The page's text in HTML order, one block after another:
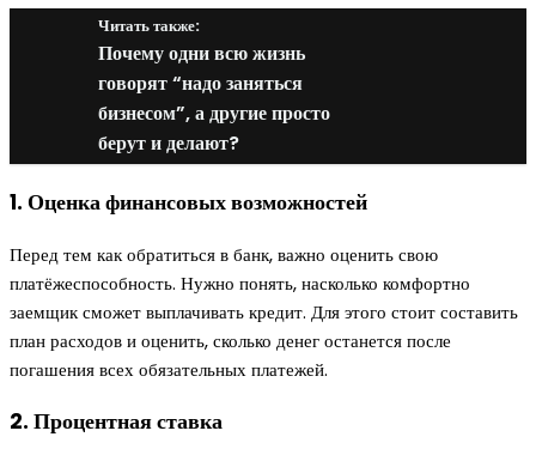
Читать также:
Почему одни всю жизнь
говорят “надо заняться
бизнесом”, а другие просто
берут и делают?
1. Оценка финансовых возможностей
Перед тем как обратиться в банк, важно оценить свою
платёжеспособность. Нужно понять, насколько комфортно
заемщик сможет выплачивать кредит. Для этого стоит составить
план расходов и оценить, сколько денег останется после
погашения всех обязательных платежей.
2. Процентная ставка